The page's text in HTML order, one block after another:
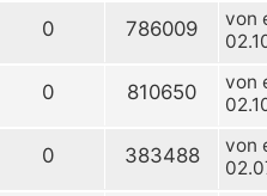
0 786009 von
0 810650 von
0 383488 von